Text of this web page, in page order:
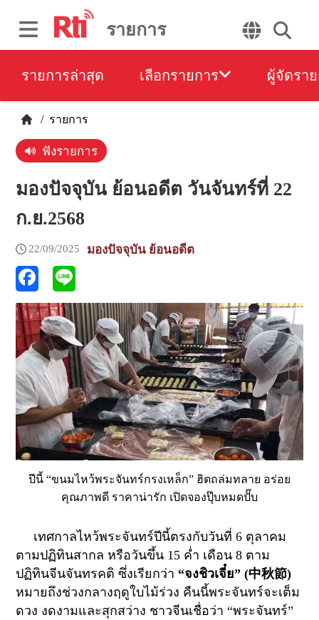
รายการ
รายการล่าสุด เลือกรายการ ผู้จัดรา
/ รายการ
ฟังรายการ
มองปัจจุบัน ย้อนอดีต วันจันทร์ที่ 22
ก.ย.2568
22/09/2025 มองปัจจุบัน ย้อนอดีต
ปีนี้ “ขนมไหว้พระจันทร์กรงเหล็ก” ฮิตถล่มทลาย อร่อย
คุณภาพดี ราคาน่ารัก เปิดจองปุ๊บหมดปั๊บ
เทศกาลไหว้พระจันทร์ปีนี้ตรงกับวันที่6 ตุลาคม
ตามปฏิทินสากล หรือวันขึ้น 15 ค่ำ เดือน8 ตาม
ปฏิทินจีนจันทรคติ ซึ่งเรียกว่า “จงชิวเจี๋ย” (中秋節)
หมายถึงช่วงกลางฤดูใบไม้ร่วง คืนนี้พระจันทร์จะเต็ม
ดวง งดงามและสุกสว่าง ชาวจีนเชื่อว่า “พระจันทร์”